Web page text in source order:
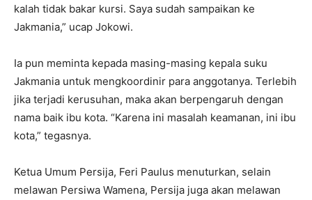
kalah tidak bakar kursi. Saya sudah sampaikan ke
Jakmania,” ucap Jokowi.
Ia pun meminta kepada masing-masing kepala suku
Jakmania untuk mengkoordinir para anggotanya. Terlebih
jika terjadi kerusuhan, maka akan berpengaruh dengan
nama baik ibu kota. “Karena ini masalah keamanan, ini ibu
kota,” tegasnya.
Ketua Umum Persija, Feri Paulus menuturkan, selain
melawan Persiwa Wamena, Persija juga akan melawan